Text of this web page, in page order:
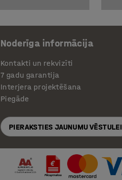
Noderīga informācija
Kontakti un rekvizīti
7 gadu garantija
Interjera projektēšana
Piegāde
PIERAKSTIES JAUNUMU VĒSTULEI